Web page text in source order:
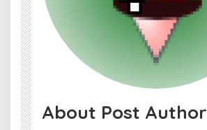
About Post Author